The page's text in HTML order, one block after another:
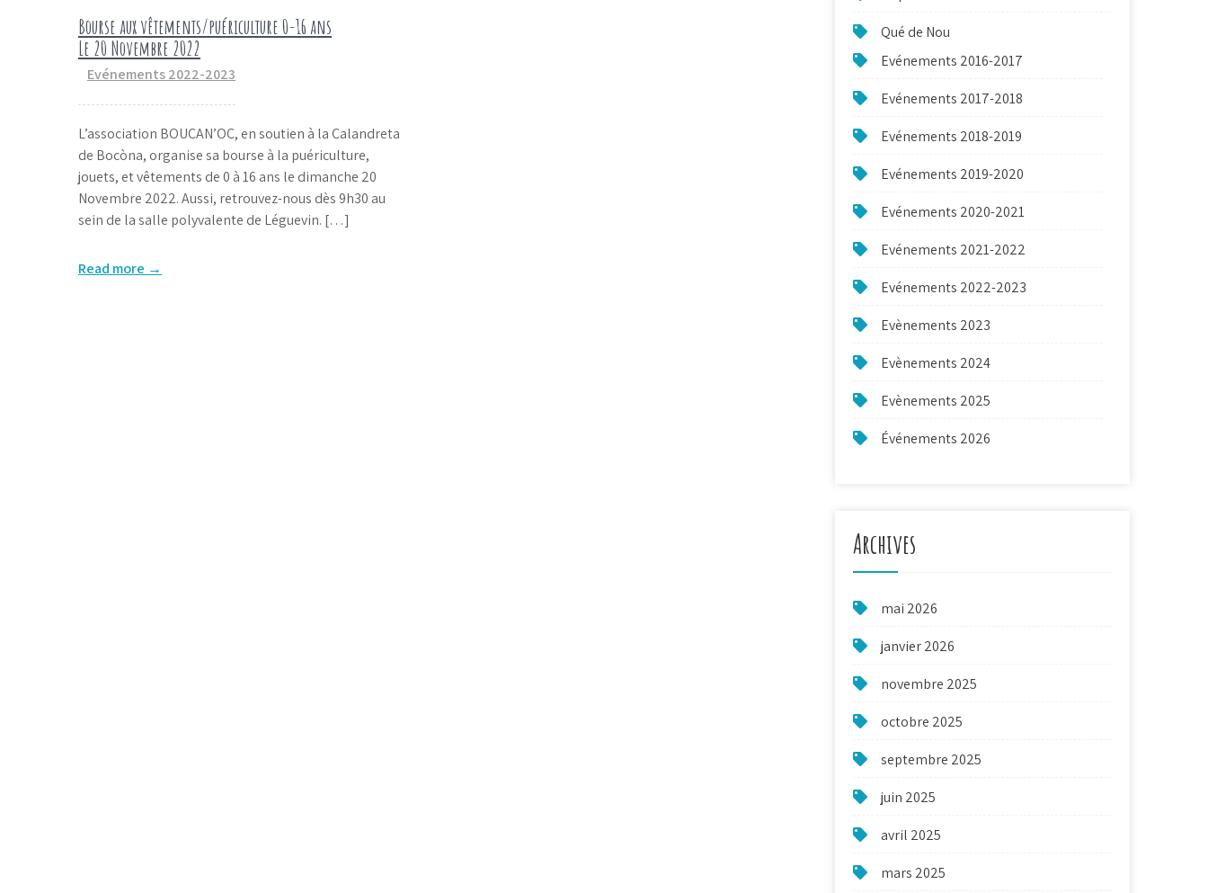
Bourse aux vêtements/puériculture 0-16 ans
Le 20 Novembre 2022
Evénements 2022-2023
L’association BOUCAN’OC, en soutien à la Calandreta
de Bocòna, organise sa bourse à la puériculture,
jouets, et vêtements de 0 à 16 ans le dimanche 20
Novembre 2022. Aussi, retrouvez-nous dès 9h30 au
sein de la salle polyvalente de Léguevin. […]
Read more →
Qué de Nou
Evénements 2016-2017
Evénements 2017-2018
Evénements 2018-2019
Evénements 2019-2020
Evénements 2020-2021
Evénements 2021-2022
Evénements 2022-2023
Evènements 2023
Evènements 2024
Evènements 2025
Événements 2026
Archives
mai 2026
janvier 2026
novembre 2025
octobre 2025
septembre 2025
juin 2025
avril 2025
mars 2025